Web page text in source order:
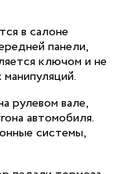
в салоне
панели,
ключом и не
рулевом вале,
автомобиля.
системы,